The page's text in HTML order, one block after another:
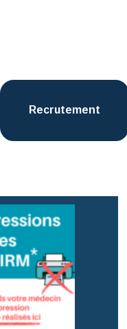
Recrutement